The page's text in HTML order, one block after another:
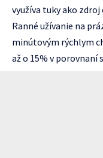
využíva tuky ako zdroj
Ranné užívanie na
minútovým rýchlym
až o 15% v porovnaní